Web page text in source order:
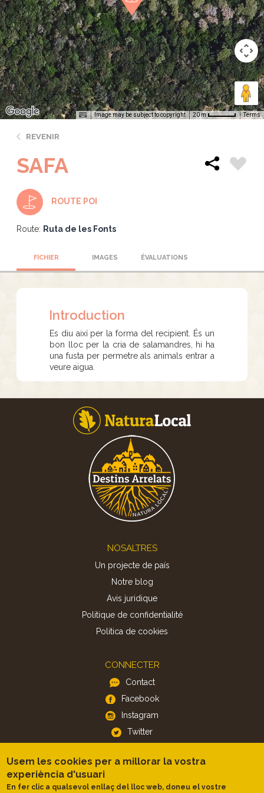
Image may be subject to copyright 20 m Terms
REVENIR
SAFA
ROUTE POI
Route: Ruta de les Fonts
FICHIER IMAGES ÉVALUATIONS
Introduction
Es diu així per la forma del recipient. És un
bon lloc per la cria de salamandres, hi ha
una fusta per permetre als animals entrar a
veure aigua.
NOSALTRES
Un projecte de país
Notre blog
Avis juridique
Politique de confidentialité
Politica de cookies
CONNECTER
Contact
Facebook
Instagram
Twitter
APP
iOS
Usem les cookies per a millorar la vostra
experiència d'usuari
En fer clic a qualsevol enllaç del lloc web, doneu el vostre